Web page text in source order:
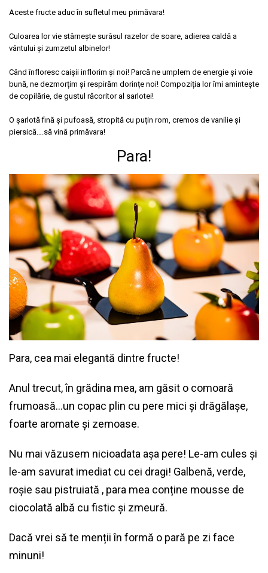
Aceste fructe aduc în sufletul meu primăvara!
Culoarea lor vie stârnește surâsul razelor de soare, adierea caldă a
vântului și zumzetul albinelor!
Când înfloresc caișii inflorim și noi! Parcă ne umplem de energie și voie
bună, ne dezmorțim și respirăm dorințe noi! Compoziția lor îmi amintește
de copilărie, de gustul răcoritor al sarlotei!
O șarlotă fină și pufoasă, stropită cu puțin rom, cremos de vanilie și
piersică….să vină primăvara!
Para!
Para, cea mai elegantă dintre fructe!
Anul trecut, în grădina mea, am găsit o comoară
frumoasă…un copac plin cu pere mici și drăgălașe,
foarte aromate și zemoase.
Nu mai văzusem nicioadata așa pere! Le-am cules și
le-am savurat imediat cu cei dragi! Galbenă, verde,
roșie sau pistruiată , para mea conține mousse de
ciocolată albă cu fistic și zmeură.
Dacă vrei să te menții în formă o pară pe zi face
minuni!